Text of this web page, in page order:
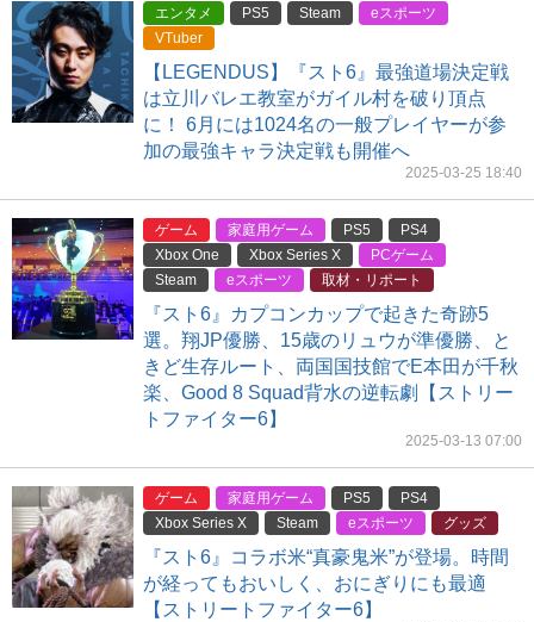
エンタメ PS5 Steam
eスポーツ
VTuber
【LEGENDUS】『スト6』最強道場決定戦
は立川バレエ教室がガイル村を破り頂点
に！ 6月には1024名の一般プレイヤーが参
加の最強キャラ決定戦も開催へ
2025-03-25 18:40
ゲーム 家庭用ゲーム PS5
PS4
Xbox One
Xbox Series X
PCゲーム
Steam
eスポーツ 取材・リポート
『スト6』カプコンカップで起きた奇跡5
選。翔JP優勝、15歳のリュウが準優勝、と
きど生存ルート、両国国技館でE本田が千秋
楽、Good 8 Squad背水の逆転劇【ストリー
トファイター6】
2025-03-13 07:00
ゲーム 家庭用ゲーム PS5
PS4
Xbox Series X
Steam eスポーツ グッズ
『スト6』コラボ米“真豪鬼米”が登場。時間
が経ってもおいしく、おにぎりにも最適
【ストリートファイター6】